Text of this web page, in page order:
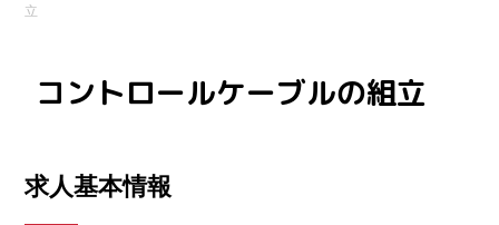
立
コントロールケーブルの組立
求人基本情報